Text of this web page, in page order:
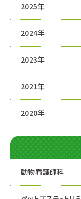
2025年
2024年
2023年
2021年
2020年
動物看護師科